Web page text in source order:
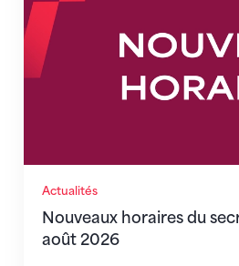
Actualités
Nouveaux horaires du
août 2026